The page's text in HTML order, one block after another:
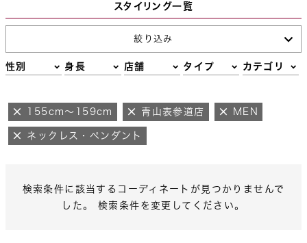
スタイリング一覧
絞り込み
性別 身長 店舗 タイプ カテゴリ
155cm～159cm 青山表参道店 MEN
ネックレス・ペンダント
検索条件に該当するコーディネートが見つかりませんで
した。 検索条件を変更してください。